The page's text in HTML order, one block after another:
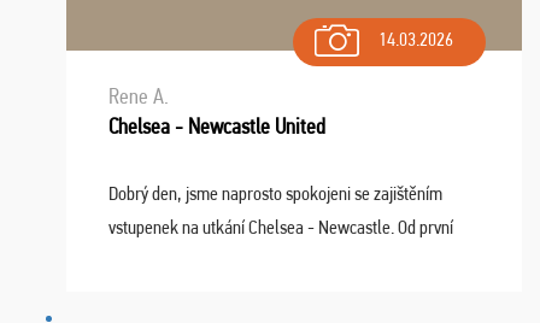
14.03.2026
Rene A.
Chelsea - Newcastle United
Dobrý den, jsme naprosto spokojeni se zajištěním
vstupenek na utkání Chelsea - Newcastle. Od první